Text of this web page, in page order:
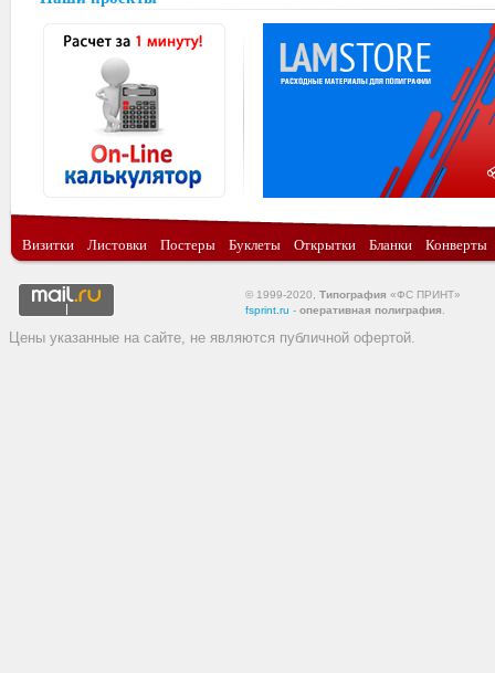
Визитки Листовки Постеры Буклеты Открытки Бланки Конверты
© 1999-2020, Типография «ФС ПРИНТ»
fsprint.ru - оперативная полиграфия
Цены указанные на сайте, не являются публичной офертой.